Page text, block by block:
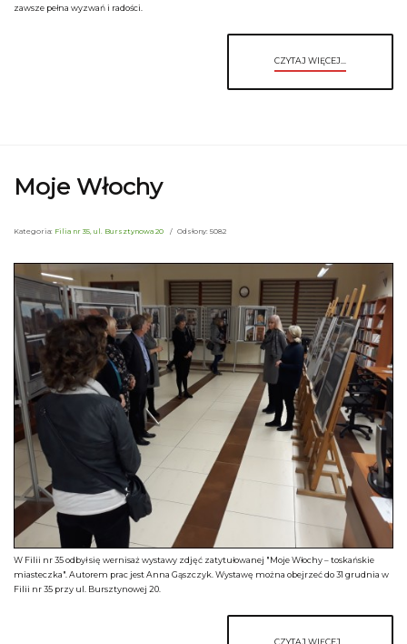
zawsze pełna wyzwań i radości.
CZYTAJ WIĘCEJ...
Moje Włochy
Kategoria: Filia nr 35, ul. Bursztynowa 20 Odsłony: 5082
W Filii nr 35 odbył się wernisaż wystawy zdjęć zatytułowanej "Moje Włochy – toskańskie
miasteczka". Autorem prac jest Anna Gąszczyk. Wystawę można obejrzeć do 31 grudnia w
Filii nr 35 przy ul. Bursztynowej 20.